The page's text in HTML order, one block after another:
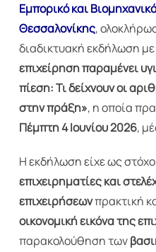
Εμπορικό και
Θεσσαλονίκης,
διαδικτυακή εκδήλωση
επιχείρηση παραμένει
πίεση: Τι δείχνουν οι
στην πράξη», η οποία
Πέμπτη 4 Ιουνίου 2026,
Η εκδήλωση είχε ως
επιχειρηματίες και
επιχειρήσεωνπρακτική
οικονομική εικόνα της
παρακολούθηση των